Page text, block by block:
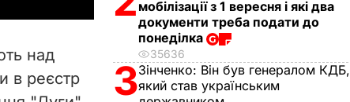
над
в реєстр
мобілізації з 1 вересня і які два
документи треба подати до
понеділка
35636
3Зінченко: Він був генералом КДБ,
який став українським